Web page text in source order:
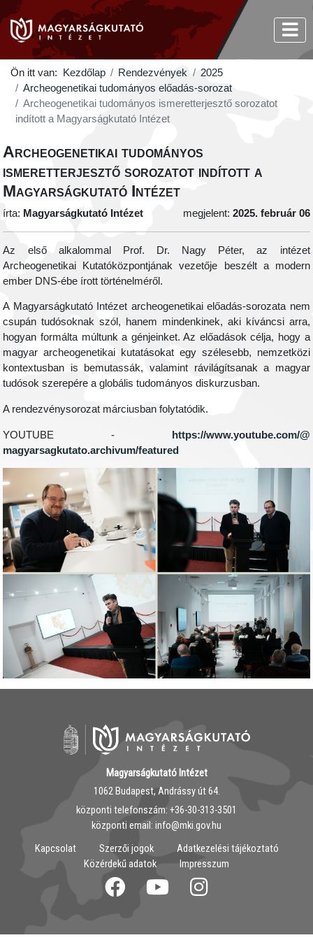
Ön itt van: Kezdőlap Rendezvények
2025
Archeogenetikai tudományos előadás-sorozat
Archeogenetikai tudományos ismeretterjesztő sorozatot
indított a Magyarságkutató Intézet
Archeogenetikai tudományos
ismeretterjesztő sorozatot indított a
Magyarságkutató Intézet
írta: Magyarságkutató Intézet megjelent: 2025. február 06
Az első alkalommal Prof. Dr. Nagy Péter, az intézet
Archeogenetikai Kutatóközpontjának vezetője beszélt a modern
ember DNS-ébe írott történelméről.
A Magyarságkutató Intézet archeogenetikai előadás-sorozata nem
csupán tudósoknak szól, hanem mindenkinek, aki kíváncsi arra,
hogyan formálta múltunk a génjeinket. Az előadások célja, hogy a
magyar archeogenetikai kutatásokat egy szélesebb, nemzetközi
kontextusban is bemutassák, valamint rávilágítsanak a magyar
tudósok szerepére a globális tudományos diskurzusban.
A rendezvénysorozat márciusban folytatódik.
YOUTUBE -
https://www.youtube.com/@
magyarsagkutato.archivum/featured
Magyarságkutató Intézet
1062 Budapest, Andrássy út 64.
központi telefonszám: ‭+36-30-313-3501
központi email: info@mki.gov.hu
Kapcsolat
Szerzői jogok
Adatkezelési tájékoztató
Közérdekű adatok
Impresszum